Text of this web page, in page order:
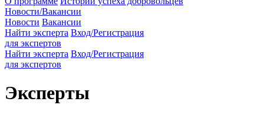
Новости/Вакансии
Новости Вакансии
Найти эксперта Вход/Регистрация
для экспертов
Найти эксперта Вход/Регистрация
для экспертов
Эксперты